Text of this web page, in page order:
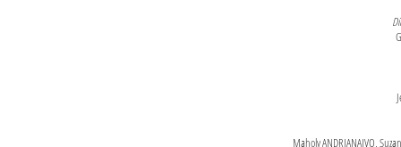
Maholy ANDRIANAIVO,